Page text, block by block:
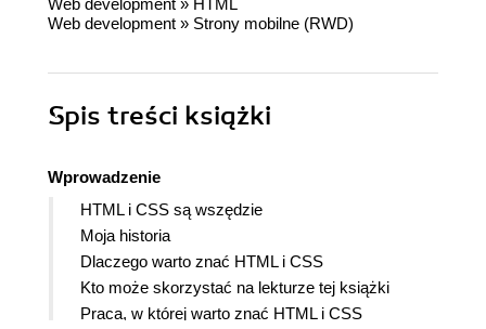
Web development » HTML
Web development » Strony mobilne (RWD)
Spis treści książki
Wprowadzenie
HTML i CSS są wszędzie
Moja historia
Dlaczego warto znać HTML i CSS
Kto może skorzystać na lekturze tej książki
Praca, w której warto znać HTML i CSS